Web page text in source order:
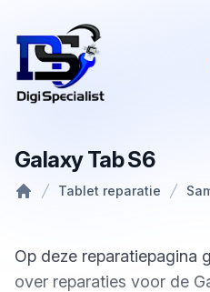
Galaxy Tab S6
Tablet reparatie
Op deze reparatiepagina
over reparaties voor de